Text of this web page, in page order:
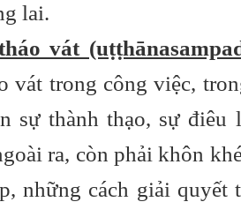
lai.
vát
vát trong công việc,
sự thành thạo, sự điêu
ra, còn phải khôn
những cách giải quyết